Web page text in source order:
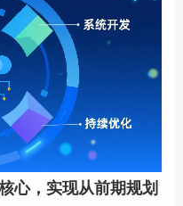
心，实现从前期规划